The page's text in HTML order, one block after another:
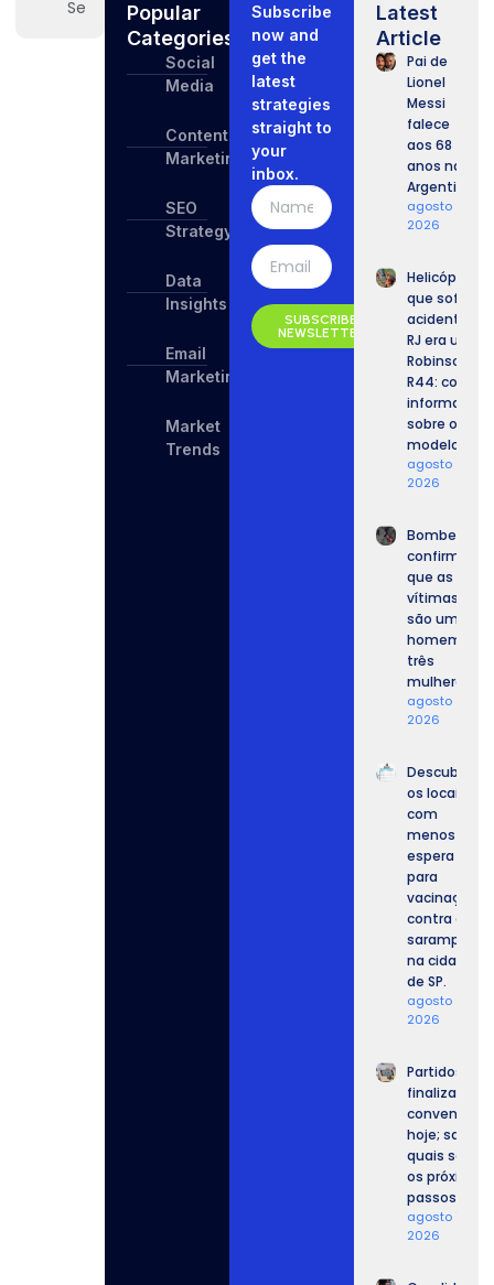
Popular
Categories
Social
Media
Content
Marketing
SEO
Strategy
Data
Insights
Email
Marketing
Market
Trends
Subscribe
now and
get the
latest
strategies
straight to
your
inbox.
SUBSCRIBE
NEWSLETTER
Latest
Article
Pai de
Lionel
Messi
falece
aos 68
anos na
Argentina
agosto 9,
2026
Helicóptero
que sofreu
acidente no
RJ era um
Robinson
R44: confira
informações
sobre o
modelo.
agosto 9,
2026
Bombeiros
confirmam
que as
vítimas
são um
homem e
três
mulheres.
agosto 8,
2026
Descubra
os locais
com
menos
espera
para
vacinação
contra o
sarampo
na cidade
de SP.
agosto 8,
2026
Partidos
finalizam
convenções
hoje; saiba
quais serão
os próximos
passos.
agosto 7,
2026